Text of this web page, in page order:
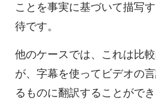
ことを事実に基づいて描写
待です。
他のケースでは、これは比
が、字幕を使ってビデオの
るものに翻訳することができ